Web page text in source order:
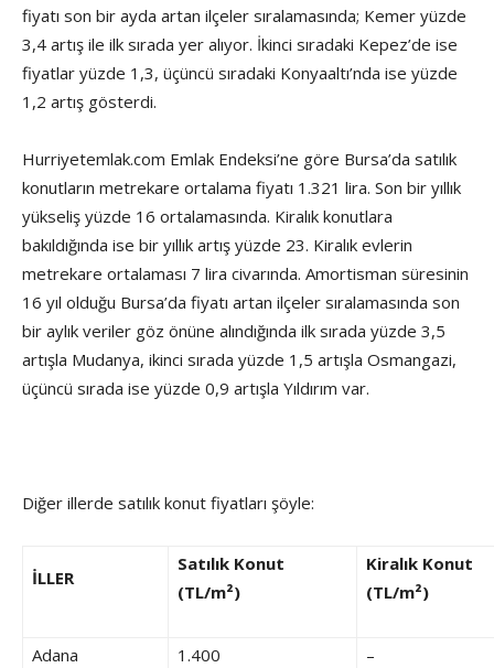
fiyatı son bir ayda artan ilçeler sıralamasında; Kemer yüzde
3,4 artış ile ilk sırada yer alıyor. İkinci sıradaki Kepez’de ise
fiyatlar yüzde 1,3, üçüncü sıradaki Konyaaltı’nda ise yüzde
1,2 artış gösterdi.
Hurriyetemlak.com Emlak Endeksi’ne göre Bursa’da satılık
konutların metrekare ortalama fiyatı 1.321 lira. Son bir yıllık
yükseliş yüzde 16 ortalamasında. Kiralık konutlara
bakıldığında ise bir yıllık artış yüzde 23. Kiralık evlerin
metrekare ortalaması 7 lira civarında. Amortisman süresinin
16 yıl olduğu Bursa’da fiyatı artan ilçeler sıralamasında son
bir aylık veriler göz önüne alındığında ilk sırada yüzde 3,5
artışla Mudanya, ikinci sırada yüzde 1,5 artışla Osmangazi,
üçüncü sırada ise yüzde 0,9 artışla Yıldırım var.
Diğer illerde satılık konut fiyatları şöyle:
İLLER
Satılık Konut
(TL/m²)
Kiralık Konut
(TL/m²)
Adana 1.400 –